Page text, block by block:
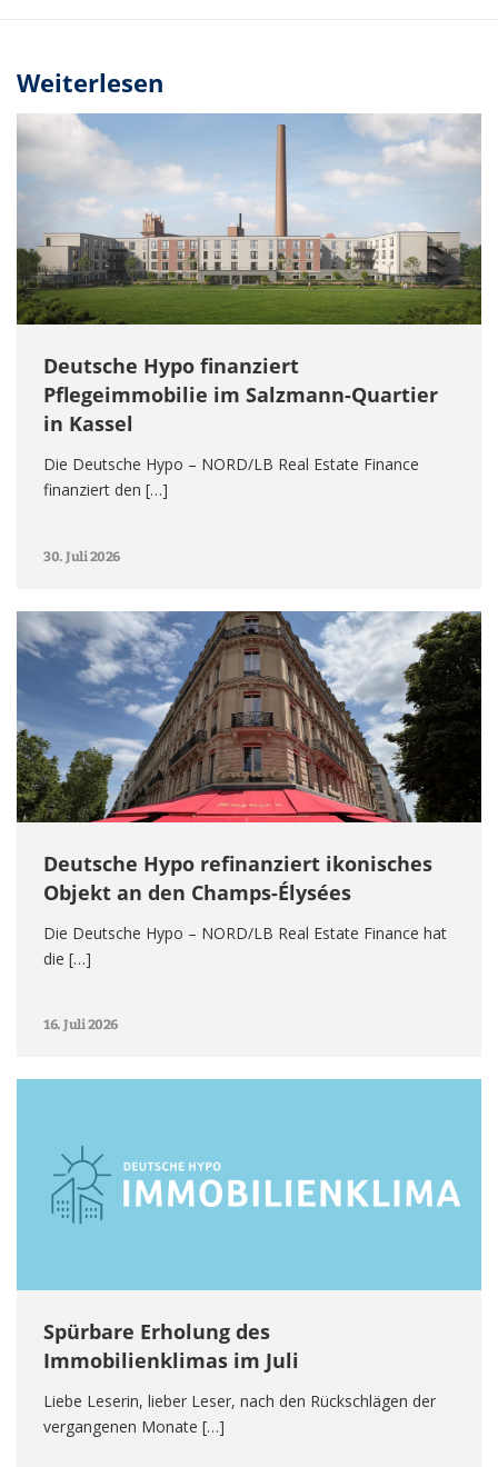
Weiterlesen
Deutsche Hypo finanziert
Pflegeimmobilie im Salzmann-Quartier
in Kassel
Die Deutsche Hypo – NORD/LB Real Estate Finance
finanziert den […]
30. Juli 2026
Deutsche Hypo refinanziert ikonisches
Objekt an den Champs-Élysées
Die Deutsche Hypo – NORD/LB Real Estate Finance hat
die […]
16. Juli 2026
Spürbare Erholung des
Immobilienklimas im Juli
Liebe Leserin, lieber Leser, nach den Rückschlägen der
vergangenen Monate […]